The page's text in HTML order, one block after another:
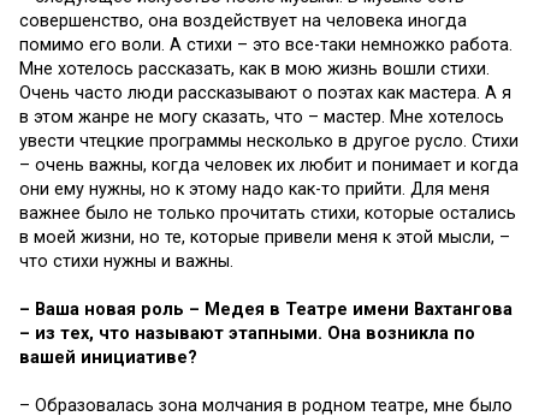
совершенство, она воздействует на человека иногда
помимо его воли. А стихи – это все-таки немножко работа.
Мне хотелось рассказать, как в мою жизнь вошли стихи.
Очень часто люди рассказывают о поэтах как мастера. А я
в этом жанре не могу сказать, что – мастер. Мне хотелось
увести чтецкие программы несколько в другое русло. Стихи
– очень важны, когда человек их любит и понимает и когда
они ему нужны, но к этому надо как-то прийти. Для меня
важнее было не только прочитать стихи, которые остались
в моей жизни, но те, которые привели меня к этой мысли, –
что стихи нужны и важны.
– Ваша новая роль – Медея в Театре имени Вахтангова
– из тех, что называют этапными. Она возникла по
вашей инициативе?
– Образовалась зона молчания в родном театре, мне было